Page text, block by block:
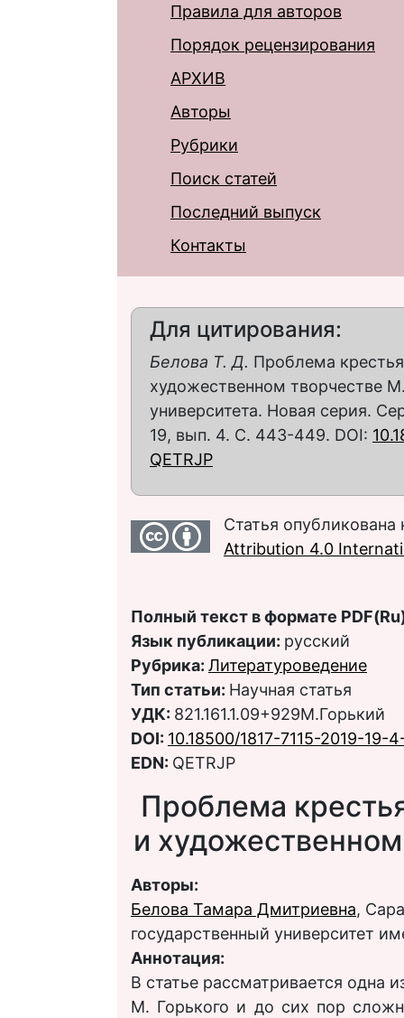
Правила для авторов
Порядок рецензирования
АРХИВ
Авторы
Рубрики
Поиск статей
Последний выпуск
Контакты
Для цитирования:
Белова Т. Д. Проблема
художественном творчестве
университета. Новая серия.
19, вып. 4. С. 443-449. DOI:
QETRJP
Статья
Attribution 4.0
Полный текст в формате
Язык публикации: русский
Рубрика: Литературоведение
Тип статьи: Научная статья
УДК: 821.161.1.09+929М.Горький
DOI: 10.18500/1817-7115-2019-
EDN: QETRJP
Проблема
и
Авторы:
Белова Тамара Дмитриевна,
государственный университет
Аннотация:
В статье рассматривается одна
М. Горького и до сих пор